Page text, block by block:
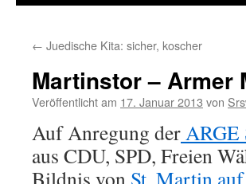
← Juedische Kita: sicher, koscher
Martinstor – Armer
Veröffentlicht am 17. Januar 2013 von
Auf Anregung derARGE
aus CDU, SPD, Freien
Bildnis von St. Martin